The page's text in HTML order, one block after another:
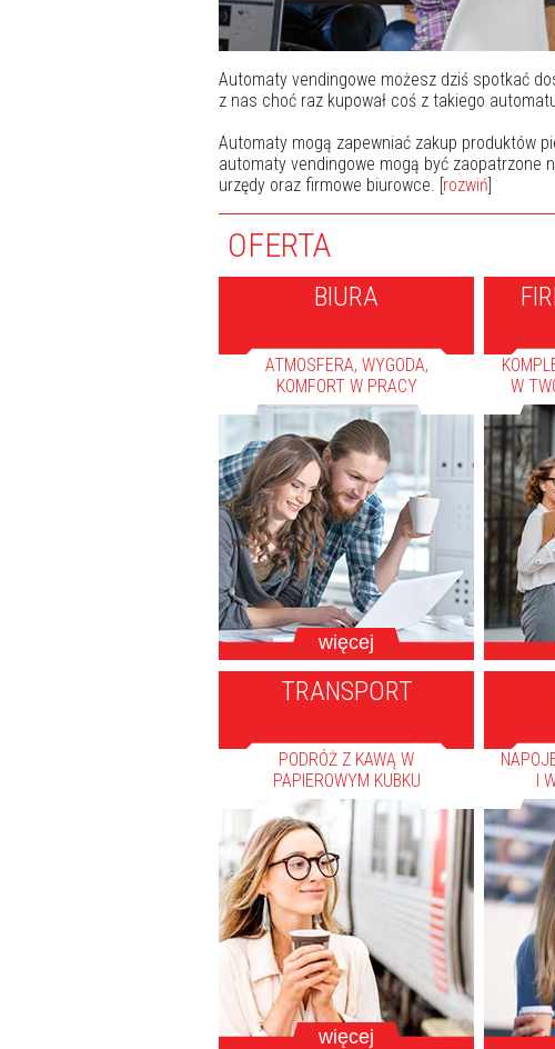
Automaty vendingowe możesz dziś spotkać
z nas choć raz kupował coś z takiego
Automaty mogą zapewniać zakup produktów
automaty vendingowe mogą być zaopatrzone
urzędy oraz firmowe biurowce. [rozwiń]
OFERTA
BIURA
ATMOSFERA, WYGODA,
KOMFORT W PRACY
więcej
W
TRANSPORT
PODRÓŻ Z KAWĄ W
PAPIEROWYM KUBKU
więcej
I